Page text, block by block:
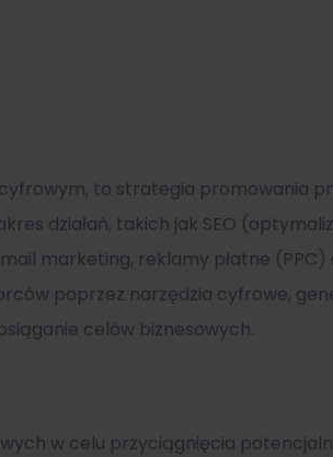
to strategia promowania
działań, takich jak SEO
marketing, reklamy płatne
poprzez narzędzia cyfrowe,
celów biznesowych.
w celu przyciągnięcia